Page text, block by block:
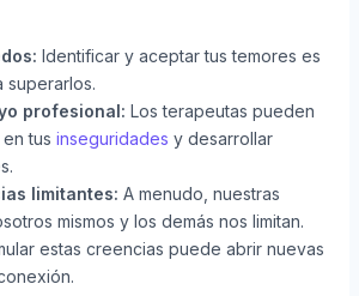
Identificar y aceptar tus temores es
superarlos.
profesional: Los terapeutas pueden
tus inseguridades y desarrollar
limitantes: A menudo, nuestras
mismos y los demás nos limitan.
estas creencias puede abrir nuevas